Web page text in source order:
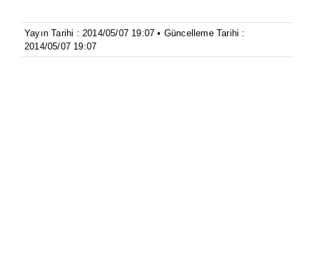
Yayın Tarihi : 2014/05/07 19:07 • Güncelleme Tarihi :
2014/05/07 19:07